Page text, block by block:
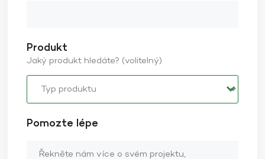
Produkt
Jaký produkt hledáte? (volitelný)
Pomozte lépe